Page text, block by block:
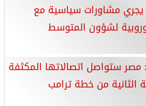
يجري مشاورات سياسية مع
لشؤون المتوسط
مصر ستواصل اتصالاتها المكثفة
الثانية من خطة ترامب